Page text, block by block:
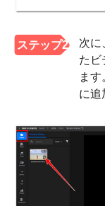
ステップ2 次に
たビ
ま
に追